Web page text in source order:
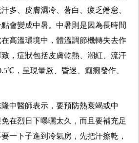
多、皮膚濕冷、蒼白、疲乏倦怠、
會變成中暑。中暑則是因為長時間
高溫環境中，體溫調節機轉失去作
，症狀包括皮膚乾熱、潮紅、流汗
，呈現暈厥、昏迷、癲癇發作、
中醫師表示，要預防熱衰竭或中
在烈日下曝曬太久，而且要補充足
一下子進到冷氣房，先把汗擦乾，